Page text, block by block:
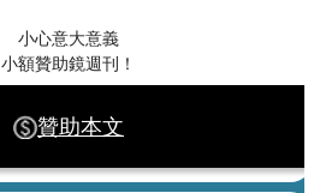
小心意大意義
小額贊助鏡週刊！
贊助本文